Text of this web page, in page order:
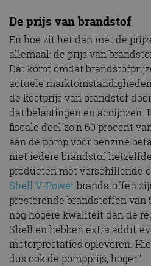
De prijs van brandstof
En hoe zit het dan met de
allemaal: de prijs van
Dat komt omdat
actuele
de kostprijs van brandstof
dat belastingen en accijnzen.
fiscale deel zo’n 60 procent
aan de pomp voor benzine
niet iedere brandstof
producten met verschillende
Shell V-Powerbrandstoffen
presterende brandstoffen van
nog hogere kwaliteit dan de
Shell en hebben extra
motorprestaties opleveren.
dus ook de pompprijs, hoger.”